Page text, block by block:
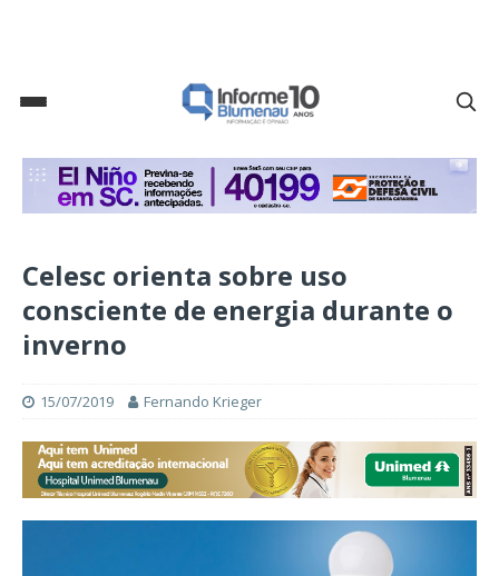
Celesc orienta sobre uso
consciente de energia durante o
inverno
15/07/2019 Fernando Krieger